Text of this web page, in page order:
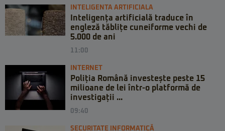
INTELIGENTA ARTIFICIALA
Inteligența artificială traduce în
engleză tăblițe cuneiforme vechi de
5.000 de ani
11:00
INTERNET
Poliția Română investește peste 15
milioane de lei într-o platformă de
investigații ...
09:40
SECURITATE INFORMATICĂ